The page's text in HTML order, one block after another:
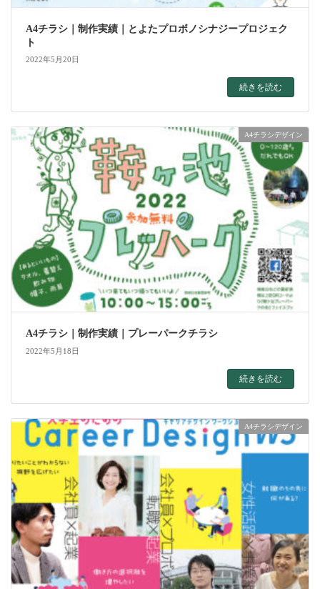
A4チラシ｜制作実績｜とよたプロボノシナジープロジェク
ト
2022年5月20日
続きを読む
A4チラシデザイン
A4チラシ｜制作実績｜プレーパークチラシ
2022年5月18日
続きを読む
A4チラシデザイン